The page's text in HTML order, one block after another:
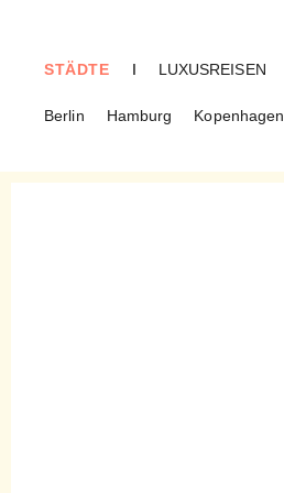
STÄDTE
Berlin Hamburg Kopenhagen
I LUXUSREISEN